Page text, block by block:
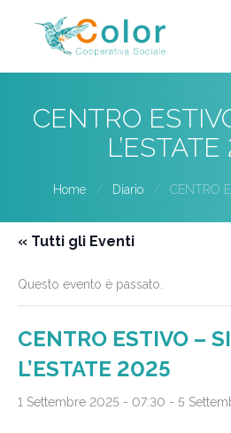
CENTRO
Home Diario CENTRO
« Tutti gli Eventi
Questo evento è passato.
CENTRO ESTIVO –
L’ESTATE 2025
1 Settembre 2025 - 07:30 - 5